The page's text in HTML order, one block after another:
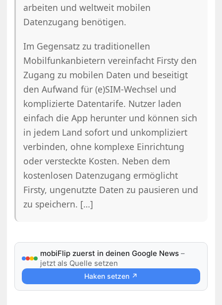
arbeiten und weltweit mobilen
Datenzugang benötigen.
Im Gegensatz zu traditionellen
Mobilfunkanbietern vereinfacht Firsty den
Zugang zu mobilen Daten und beseitigt
den Aufwand für (e)SIM-Wechsel und
komplizierte Datentarife. Nutzer laden
einfach die App herunter und können sich
in jedem Land sofort und unkompliziert
verbinden, ohne komplexe Einrichtung
oder versteckte Kosten. Neben dem
kostenlosen Datenzugang ermöglicht
Firsty, ungenutzte Daten zu pausieren und
zu speichern. […]
mobiFlip zuerst in deinen Google News –
jetzt als Quelle setzen
Haken setzen ↗